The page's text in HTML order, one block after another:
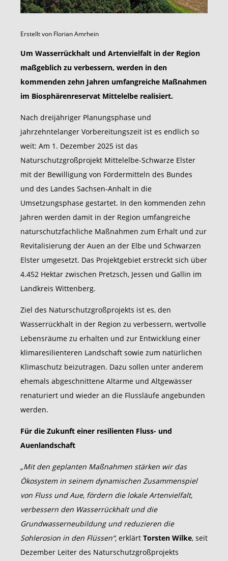
Erstellt von Florian Amrhein
Um Wasserrückhalt und Artenvielfalt in der Region
maßgeblich zu verbessern, werden in den
kommenden zehn Jahren umfangreiche Maßnahmen
im Biosphärenreservat Mittelelbe realisiert.
Nach dreijähriger Planungsphase und
jahrzehntelanger Vorbereitungszeit ist es endlich so
weit: Am 1. Dezember 2025 ist das
Naturschutzgroßprojekt Mittelelbe-Schwarze Elster
mit der Bewilligung von Fördermitteln des Bundes
und des Landes Sachsen-Anhalt in die
Umsetzungsphase gestartet. In den kommenden zehn
Jahren werden damit in der Region umfangreiche
naturschutzfachliche Maßnahmen zum Erhalt und zur
Revitalisierung der Auen an der Elbe und Schwarzen
Elster umgesetzt. Das Projektgebiet erstreckt sich über
4.452 Hektar zwischen Pretzsch, Jessen und Gallin im
Landkreis Wittenberg.
Ziel des Naturschutzgroßprojekts ist es, den
Wasserrückhalt in der Region zu verbessern, wertvolle
Lebensräume zu erhalten und zur Entwicklung einer
klimaresilienteren Landschaft sowie zum natürlichen
Klimaschutz beizutragen. Dazu sollen unter anderem
ehemals abgeschnittene Altarme und Altgewässer
renaturiert und wieder an die Flussläufe angebunden
werden.
Für die Zukunft einer resilienten Fluss- und
Auenlandschaft
„Mit den geplanten Maßnahmen stärken wir das
Ökosystem in seinem dynamischen Zusammenspiel
von Fluss und Aue, fördern die lokale Artenvielfalt,
verbessern den Wasserrückhalt und die
Grundwasserneubildung und reduzieren die
Sohlerosion in den Flüssen“, erklärt Torsten Wilke, seit
Dezember Leiter des Naturschutzgroßprojekts